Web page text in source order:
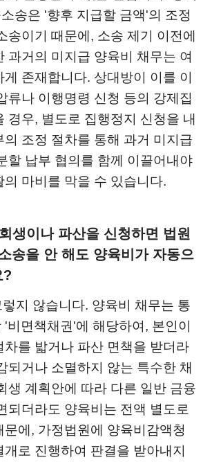
송은 '향후 지급할 금액'의 조정
송이기 때문에, 소송 제기 이전에
과거의 미지급 양육비 채무는 여
존재합니다. 상대방이 이를 이
류나 이행명령 신청 등의 강제집
경우, 별도로 집행정지 신청을 내
의 조정 절차를 통해 과거 미지급
할 납부 협의를 함께 이끌어내야
의 마비를 막을 수 있습니다.
생이나 파산을 신청하면 법원
송을 안 해도 양육비가 자동으
?
지 않습니다. 양육비 채무는 통
'비면책채권'에 해당하여, 본인이
차를 밟거나 파산 면책을 받더라
되거나 소멸하지 않는 특수한 채
생 계획안에 따라 다른 일반 금융
되더라도 양육비는 전액 별도로
문에, 가정법원에 양육비감액청
개로 진행하여 판결을 받아내지